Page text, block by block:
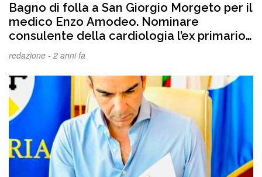
Bagno di folla a San Giorgio Morgeto per il
medico Enzo Amodeo. Nominare
consulente della cardiologia l’ex primario
si può rilevare un momento di
annullare la nomina a primario del dott.
Rao palesemente irregolare
redazione - 2 anni fa